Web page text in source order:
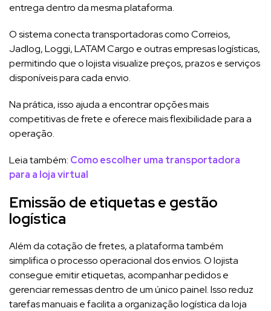
entrega dentro da mesma plataforma.
O sistema conecta transportadoras como Correios,
Jadlog, Loggi, LATAM Cargo e outras empresas logísticas,
permitindo que o lojista visualize preços, prazos e serviços
disponíveis para cada envio.
Na prática, isso ajuda a encontrar opções mais
competitivas de frete e oferece mais flexibilidade para a
operação.
Leia também: Como escolher uma transportadora
para a loja virtual
Emissão de etiquetas e gestão
logística
Além da cotação de fretes, a plataforma também
simplifica o processo operacional dos envios. O lojista
consegue emitir etiquetas, acompanhar pedidos e
gerenciar remessas dentro de um único painel. Isso reduz
tarefas manuais e facilita a organização logística da loja